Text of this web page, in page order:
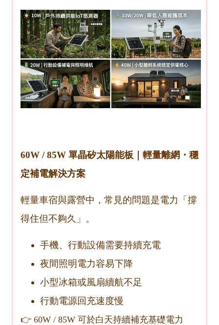
60W / 85W 單晶矽太陽能板｜輕量離網・穩
定補電解決方案
輕量車宿與露營中，常見的問題是電力「撐
得住但不夠久」。
手機、行動設備需要持續充電
夜間照明電力容易下降
小型冰箱或風扇續航不足
行動電源回充速度慢
👉 60W / 85W 可於白天持續補充基礎電力